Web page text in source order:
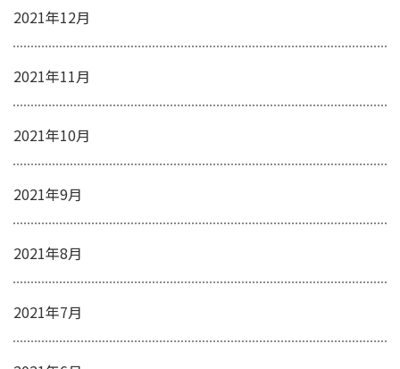
2021年12月
2021年11月
2021年10月
2021年9月
2021年8月
2021年7月